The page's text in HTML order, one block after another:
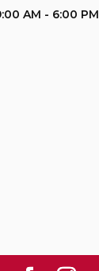
AM - 6:00 PM